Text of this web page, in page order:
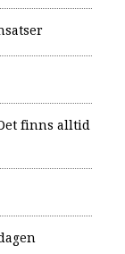
finns alltid